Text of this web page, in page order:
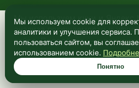
Мы используем куки и Яндекс
анализа посещаемости и
сайта. Подробнее —в
конфиденциальности.
Понятно
Мы используем cookie для
аналитики и улучшения сервиса.
пользоваться сайтом, вы
использованием cookie.
Понятно